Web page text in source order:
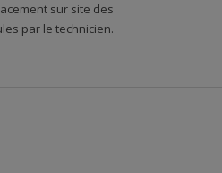
sur site des
par le technicien.